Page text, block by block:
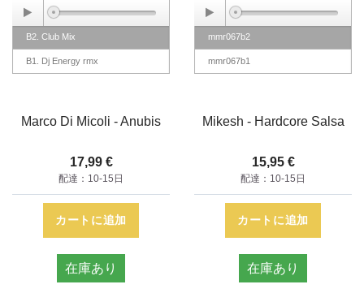
B2. Club Mix
B1. Dj Energy rmx
Marco Di Micoli - Anubis
17,99 €
配達：10-15日
カートに追加
在庫あり
mmr067b2
mmr067b1
Mikesh - Hardcore Salsa
15,95 €
配達：10-15日
カートに追加
在庫あり